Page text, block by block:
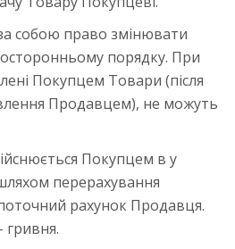
собою право змінювати
порядку. При
Покупцем Товари (після
Продавцем), не можуть
Покупцем в у
перерахування
рахунок Продавця.
гривня.